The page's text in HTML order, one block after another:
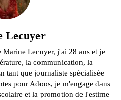
Lecuyer
Lecuyer, j'ai 28 ans et je
la communication, la
tant que journaliste spécialisée
pour Adoos, je m'engage dans
et la promotion de l'estime